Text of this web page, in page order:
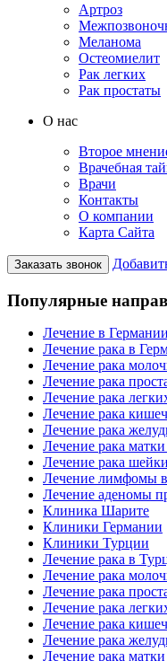
Артроз
Меланома
Остеомиелит
Рак легких
Рак простаты
О нас
Второе
Врачебная
Врачи
Контакты
О компании
Карта Сайта
Заказать звонок
Популярные
Лечение в Германии
Лечение рака в
Лечение рака
Лечение рака
Лечение рака
Лечение рака
Лечение рака
Лечение рака
Лечение рака
Лечение лимфомы
Лечение аденомы
Клиника Шарите
Клиники Германии
Клиники Турции
Лечение рака в
Лечение рака
Лечение рака
Лечение рака
Лечение рака
Лечение рака
Лечение рака